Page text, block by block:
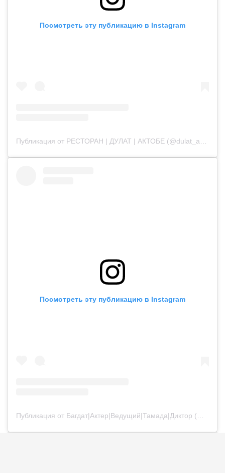
Посмотреть эту публикацию в Instagram
Посмотреть эту публикацию в Instagram